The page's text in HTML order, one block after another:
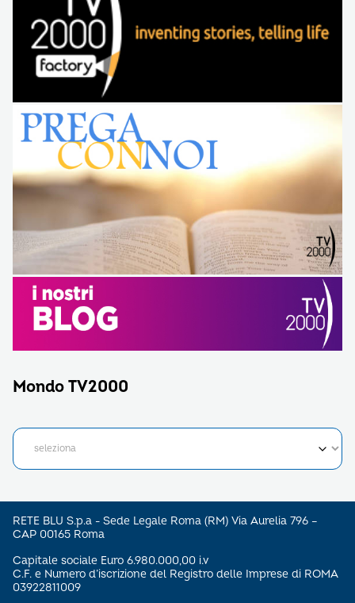
Mondo TV2000
RETE BLU S.p.a - Sede Legale Roma (RM) Via Aurelia 796 –
CAP 00165 Roma
Capitale sociale Euro 6.980.000,00 i.v
C.F. e Numero d’iscrizione del Registro delle Imprese di ROMA
03922811009